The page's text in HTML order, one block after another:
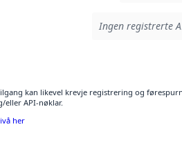
Ingen registrerte
kan likevel krevje registrering og
eller API-nøklar.
her